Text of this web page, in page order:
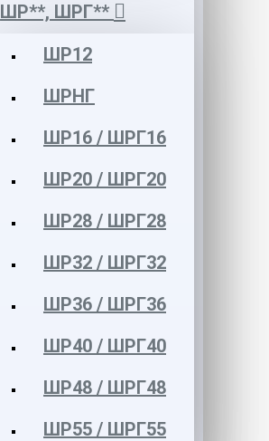
ШР**, ШРГ**
ШР12
ШРНГ
ШР16 / ШРГ16
ШР20 / ШРГ20
ШР28 / ШРГ28
ШР32 / ШРГ32
ШР36 / ШРГ36
ШР40 / ШРГ40
ШР48 / ШРГ48
ШР55 / ШРГ55